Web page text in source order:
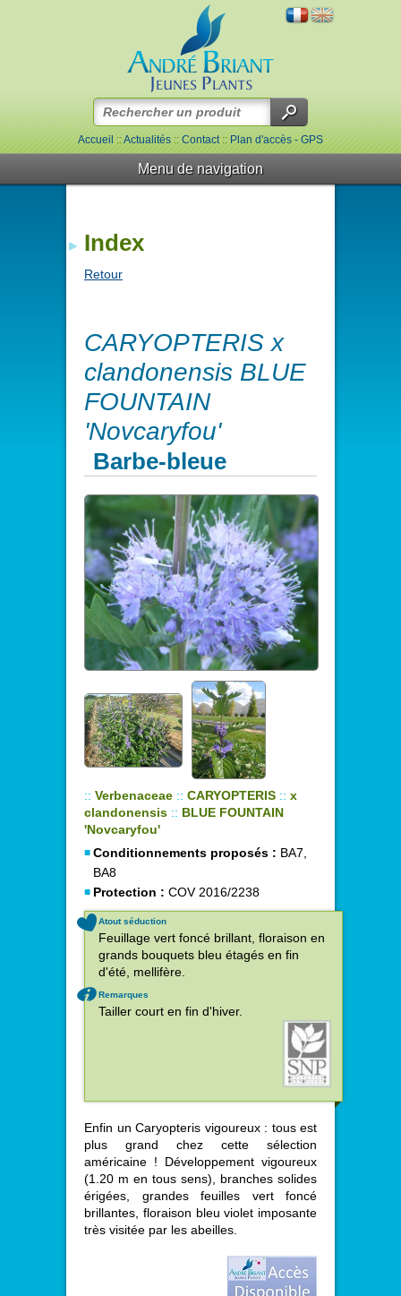
Accueil::Actualités::Contact::Plan d'accès - GPS
Menu de navigation
Index
Retour
CARYOPTERIS x
clandonensis BLUE
FOUNTAIN
'Novcaryfou'
Barbe-bleue
:: Verbenaceae :: CARYOPTERIS :: x
clandonensis :: BLUE FOUNTAIN
'Novcaryfou'
Conditionnements proposés : BA7,
BA8
Protection : COV 2016/2238
Atout séduction
Feuillage vert foncé brillant, floraison en
grands bouquets bleu étagés en fin
d'été, mellifère.
Remarques
Tailler court en fin d'hiver.
Enfin un Caryopteris vigoureux : tous est
plus grand chez cette sélection
américaine ! Développement vigoureux
(1.20 m en tous sens), branches solides
érigées, grandes feuilles vert foncé
brillantes, floraison bleu violet imposante
très visitée par les abeilles.